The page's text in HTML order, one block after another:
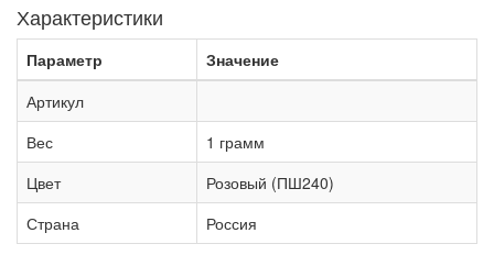
Характеристики
Параметр
Значение
Артикул
Вес
1 грамм
Цвет
Розовый (ПШ240)
Страна
Россия